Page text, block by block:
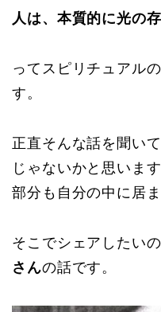
人は、本質的に光の
ってスピリチュアル
す。
正直そんな話を聞い
じゃないかと思いま
部分も自分の中に居ま
そこでシェアしたいの
さんの話です。